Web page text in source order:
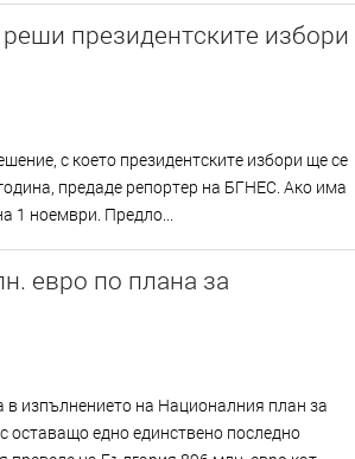
президентските избори
с което президентските избори ще се
предаде репортер на БГНЕС. Ако има
1 ноември. Предло...
евро по плана за
изпълнението на Националния план за
оставащо едно единствено последно